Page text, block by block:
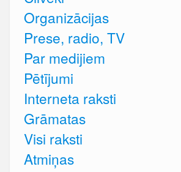
Organizācijas
Prese, radio, TV
Par medijiem
Pētījumi
Interneta raksti
Grāmatas
Visi raksti
Atmiņas